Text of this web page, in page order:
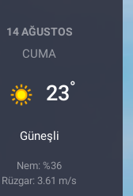
14 AĞUSTOS
CUMA
23°
Güneşli
Nem: %36
Rüzgar: 3.61 m/s